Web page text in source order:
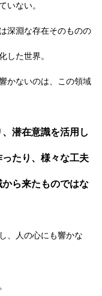
いない。
深淵な存在そのものの
した世界。
かないのは、この領域
潜在意識を活用し
たり、様々な工夫
ら来たものではな
、人の心にも響かな